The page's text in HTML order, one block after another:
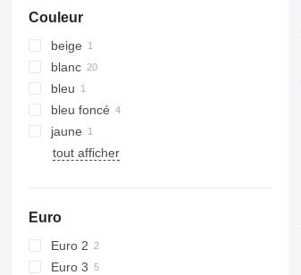
Couleur
beige
blanc
bleu
bleu foncé
jaune
tout afficher
Euro
Euro 2
Euro 3